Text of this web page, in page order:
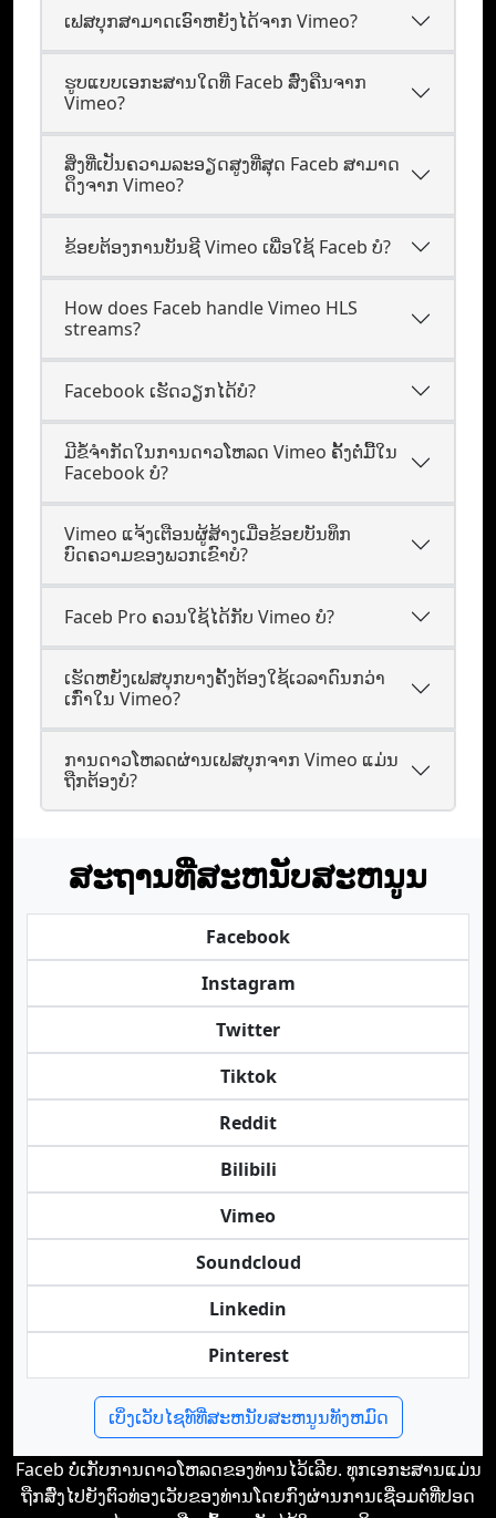
ເຟສບຸກສາມາດເອົາຫຍັງໄດ້ຈາກ Vimeo?
ຮູບແບບເອກະສານໃດທີ່ Faceb ສົ່ງຄືນຈາກ
Vimeo?
ສິ່ງທີ່ເປັນຄວາມລະອຽດສູງທີ່ສຸດ Faceb ສາມາດ
ດຶງຈາກ Vimeo?
ຂ້ອຍຕ້ອງການບັນຊີ Vimeo ເພື່ອໃຊ້ Faceb ບໍ?
How does Faceb handle Vimeo HLS
streams?
Facebook ເຮັດວຽກໄດ້ບໍ?
ມີຂໍ້ຈໍາກັດໃນການດາວໂຫລດ Vimeo ຄັ້ງຕໍ່ມື້ໃນ
Facebook ບໍ?
Vimeo ແຈ້ງເຕືອນຜູ້ສ້າງເມື່ອຂ້ອຍບັນທຶກ
ບົດຄວາມຂອງພວກເຂົາບໍ?
Faceb Pro ຄວນໃຊ້ໄດ້ກັບ Vimeo ບໍ?
ເຮັດ​ຫຍັງ​ເຟສບຸກ​ບາງ​ຄັ້ງ​ຕ້ອງ​ໃຊ້​ເວລາ​ດົນ​ກວ່າ​
ເກົ່າ​ໃນ​ Vimeo?
ການດາວໂຫລດຜ່ານເຟສບຸກຈາກ Vimeo ແມ່ນ
ຖືກຕ້ອງບໍ?
ສະຖານທີ່ສະຫນັບສະຫນູນ
Facebook
Instagram
Twitter
Tiktok
Reddit
Bilibili
Vimeo
Soundcloud
Linkedin
Pinterest
ເບິ່ງເວັບໄຊທ໌ທີ່ສະຫນັບສະຫນູນທັງຫມົດ
Faceb ບໍ່​ເກັບ​ການ​ດາວໂຫລດ​ຂອງທ່ານ​ໄວ້​ເລີຍ. ທຸກ​ເອກະສານ​ແມ່ນ​
ຖືກ​ສົ່ງ​ໄປ​ຍັງ​ຕົວ​ທ່ອງ​ເວັບ​ຂອງທ່ານ​ໂດຍ​ກົງ​ຜ່ານ​ການ​ເຊື່ອມຕໍ່​ທີ່​ປອດ​